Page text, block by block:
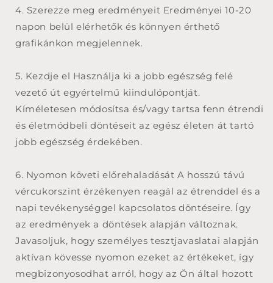
4. Szerezze meg eredményeit Eredményei 10-20
napon belül elérhetők és könnyen érthető
grafikánkon megjelennek.
5. Kezdje el Használja ki a jobb egészség felé
vezető út egyértelmű kiindulópontját.
Kíméletesen módosítsa és/vagy tartsa fenn étrendi
és életmódbeli döntéseit az egész életen át tartó
jobb egészség érdekében.
6. Nyomon követi előrehaladását A hosszú távú
vércukorszint érzékenyen reagál az étrenddel és a
napi tevékenységgel kapcsolatos döntéseire. Így
az eredmények a döntések alapján változnak.
Javasoljuk, hogy személyes tesztjavaslatai alapján
aktívan kövesse nyomon ezeket az értékeket, így
megbizonyosodhat arról, hogy az Ön által hozott